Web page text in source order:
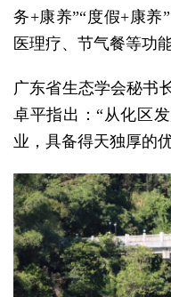
务+康养”“度假+康养
医理疗、节气餐等功
广东省生态学会秘书
卓平指出：“从化区
业，具备得天独厚的